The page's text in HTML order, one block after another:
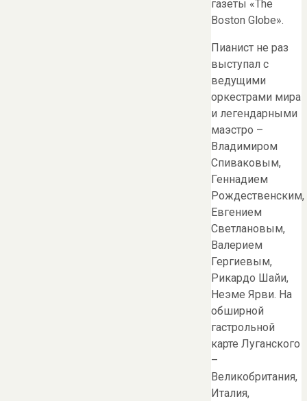
газеты «The
Boston Globe».
Пианист не раз
выступал с
ведущими
оркестрами мира
и легендарными
маэстро –
Владимиром
Спиваковым,
Геннадием
Рождественским,
Евгением
Светлановым,
Валерием
Гергиевым,
Рикардо Шайи,
Неэме Ярви. На
обширной
гастрольной
карте Луганского
–
Великобритания,
Италия,